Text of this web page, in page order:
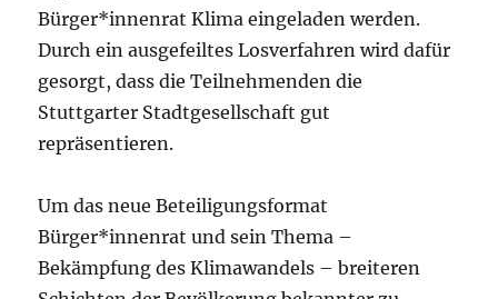
Bürger*innenrat Klima eingeladen werden.
Durch ein ausgefeiltes Losverfahren wird dafür
gesorgt, dass die Teilnehmenden die
Stuttgarter Stadtgesellschaft gut
repräsentieren.
Um das neue Beteiligungsformat
Bürger*innenrat und sein Thema –
Bekämpfung des Klimawandels – breiteren